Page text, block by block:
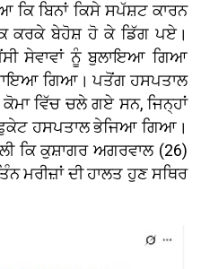
ਬਿਨਾਂ ਕਿਸੇ ਸਪੱਸ਼ਟ ਕਾਰਨ
ਕਰਕੇ ਬੇਹੋਸ਼ ਹੋ ਕੇ ਡਿੱਗ ਪਏ।
ਸੇਵਾਵਾਂ ਨੂੰ ਬੁਲਾਇਆ ਗਿਆ
ਗਿਆ। ਪਤੋਂਗ ਹਸਪਤਾਲ
ਵਿੱਚ ਚਲੇ ਗਏ ਸਨ, ਜਿਨ੍ਹਾਂ
ਹਸਪਤਾਲ ਭੇਜਿਆ ਗਿਆ।
ਕਿ ਕੁਸ਼ਾਗਰ ਅਗਰਵਾਲ (26)
ਮਰੀਜ਼ਾਂ ਦੀ ਹਾਲਤ ਹੁਣ ਸਥਿਰ